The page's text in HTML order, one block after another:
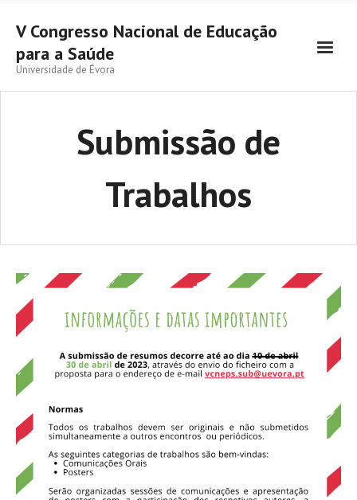
V Congresso Nacional de Educação
para a Saúde
Universidade de Évora
Submissão de
Trabalhos